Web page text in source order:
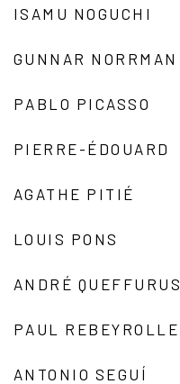
ISAMU NOGUCHI
GUNNAR NORRMAN
PABLO PICASSO
PIERRE-ÉDOUARD
AGATHE PITIÉ
LOUIS PONS
ANDRÉ QUEFFURUS
PAUL REBEYROLLE
ANTONIO SEGUÍ